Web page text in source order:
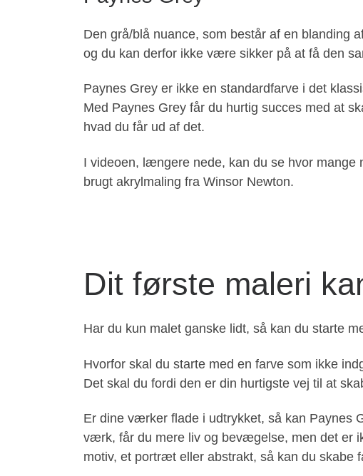
Den grå/blå nuance, som består af en blanding
og du kan derfor ikke være sikker på at få den
Paynes Grey er ikke en standardfarve i det
Med Paynes Grey får du hurtig succes med at
hvad du får ud af det.
I videoen, længere nede, kan du se hvor mange
brugt akrylmaling fra Winsor Newton.
Dit første maleri
Har du kun malet ganske lidt, så kan du starte
Hvorfor skal du starte med en farve som ikke
Det skal du fordi den er din hurtigste vej til at
Er dine værker flade i udtrykket, så kan Paynes
værk, får du mere liv og bevægelse, men det er
motiv, et portræt eller abstrakt, så kan du skabe